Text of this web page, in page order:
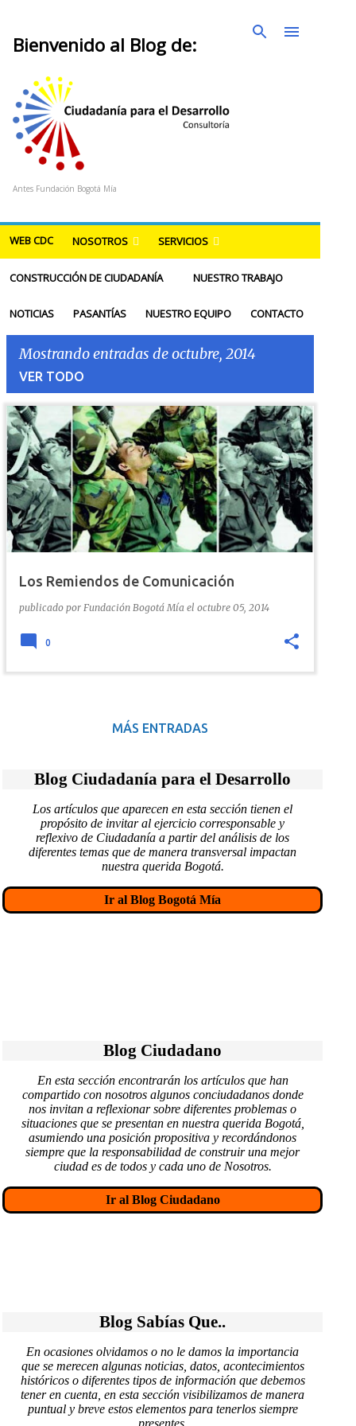
Ir al contenido principal
Bienvenido al Blog de:
Antes Fundación Bogotá Mía
WEB CDC NOSOTROS SERVICIOS
CONSTRUCCIÓN DE CIUDADANÍA NUESTRO TRABAJO
NOTICIAS PASANTÍAS NUESTRO EQUIPO CONTACTO
Mostrando entradas de octubre, 2014
VER TODO
E
n
t
r
s
Los Remiendos de Comunicación
publicado por Fundación Bogotá Mía el octubre 05, 2014
0
MÁS ENTRADAS
Blog Ciudadanía para el Desarrollo
Los artículos que aparecen en esta sección tienen el
propósito de invitar al ejercicio corresponsable y
reflexivo de Ciudadanía a partir del análisis de los
diferentes temas que de manera transversal impactan
nuestra querida Bogotá.
Ir al Blog Bogotá Mía
Blog Ciudadano
En esta sección encontrarán los artículos que han
compartido con nosotros algunos conciudadanos donde
nos invitan a reflexionar sobre diferentes problemas o
situaciones que se presentan en nuestra querida Bogotá,
asumiendo una posición propositiva y recordándonos
siempre que la responsabilidad de construir una mejor
ciudad es de todos y cada uno de Nosotros.
Ir al Blog Ciudadano
Blog Sabías Que..
En ocasiones olvidamos o no le damos la importancia
que se merecen algunas noticias, datos, acontecimientos
históricos o diferentes tipos de información que debemos
tener en cuenta, en esta sección visibilizamos de manera
puntual y breve estos elementos para tenerlos siempre